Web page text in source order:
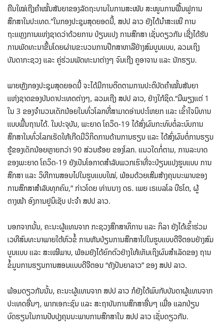
ຄືນໃໝ່ເຖີງຄຳໝັ້ນສັນຍາຂອງລັດຖະບານໃນການສະໜັບ ສະໜູນການຟື້ນຟູການ
ສຶກສາໃນປະເທດ.”ໃນກອງປະຊຸມສຸດຍອດນີ້, ສປປ ລາວ ຍັງໄດ້ນຳສະເໜີ ການ
ຖະແຫຼງການແຫ່ງຊາດວ່າດ້ວຍການ ປ່ຽນແປງ ການສຶກສາ ເຊັ່ນດຽວກັນ ເຊີ່ງໄດ້ຮັບ
ການພັດທະນາຂຶ້ນໂດຍຜ່ານຂະບວນການປຶກສາຫາລືຢ່າງສົມບູນແບບ, ລວມເຖິງ
ບັນດາກະຊວງ ແລະ ຄູ່ຮ່ວມພັດທະນາຕ່າງໆ ຈົນເຖີງ ຄູອາຈານ ແລະ ນັກຮຽນ.
ພາຍຫຼັງກອງປະຊຸມສຸດຍອດນີ້ ຈະໄດ້ມີການຕິດຕາມການປະຕິບັດຄຳໝັ້ນສັນຍາ
ແຫ່ງຊາດຂອງບັນດາປະເທດຕ່າງໆ, ລວມເຖີງ ສປປ ລາວ, ຢ່າງໃກ້ຊິດ.“ມີພຽງເເຕ່ 1
ໃນ 3 ຂອງຈຳນວນເດັກນ້ອຍໃນທົ່ວໂລກທີ່ສາມາດອ່ານປະໂຫຍກ ເເລະ ເຂົ້າໃຈນິທານ
ເເບບພື້ນຖານໄດ້. ໃນປະຈຸບັນ, ພະຍາດ ໂຄວິດ-19 ໄດ້ສົ່ງຜົນກະທົບຕໍ່ລະບົບການ
ສຶກສາໃນທົ່ວໂລກເຮັດໃຫ້ເກີດມີວິກິດການດ້ານການຮຽນ ແລະ ໄດ້ສົ່ງຜົນຕໍ່ການຮຽນ
ຮູ້ຂອງເດັກນ້ອຍຫຼາຍກວ່າ 90 ສ່ວນຮ້ອຍ ຂອງໂລກ. ແນວໃດກໍ່ຕາມ, ການລະບາດ
ຂອງພະຍາດ ໂຄວິດ-19 ຍັງເປັນໂອກາດສຳລັບພວກເຮົາທີ່ຈະປ່ຽນແປງຮູບແບບ ການ
ສຶກສາ ເເລະ ວິທີການສອນໄປໃນຮູບເເບບໃໝ່, ພ້ອມດ້ວຍເສີມສ້າງຄຸນນະພາບຂອງ
ການສຶກສາສໍາລັບທຸກຄົນ,” ກ່າວໂດຍ ທ່ານນາງ ດຣ. ເພຍ ເຣເບລໂລ ບີຣໂຕ, ຜູ້
ຕາງໜ້າ ອົງການຢູນິເຊັບ ປະຈຳ ສປປ ລາວ.
ນອກຈາກນັ້ນ, ຄະນະຜູ້ແທນຈາກ ກະຊວງສຶກສາທິການ ແລະ ກິລາ ຍັງໄດ້ເຂົ້າຮ່ວມ
ເວທີສົນທະນາພາຍໃຕ້ຫົວຂໍ້ ການຫັນປ່ຽນການສຶກສາໄປໃນຮູບເເບບດີຈີຕອນຢ່າງສົມ
ບູນເເບບ ເເລະ ສະເໝີພາບ, ພ້ອມຍັງໄດ້ຍົກຕົວຢ່າງໃຫ້ເຫັນເຖິງຜົນສຳເລັດຂອງ ຖານ
ຂໍ້ມູນການຮຽນການສອນເເບບດີຈີຕອນ “ຄັງປັນຍາລາວ” ຂອງ ສປປ ລາວ.
ພ້ອມດຽວກັນນັ້ນ, ຄະນະຜູ້ແທນຈາກ ສປປ ລາວ ກໍຍັງໄດ້ພົບກັບບັນດາຜູ້ແທນຈາກ
ປະເທດອື່ນໆ, ພາກເອກະຊົນ ແລະ ສະຖາບັນການສຶກສາອື່ນໆ ເພື່ອ ແລກປ່ຽນ
ບົດຮຽນໃນການປັບປຸງຄຸນນະພາບການສຶກສາໃນ ສປປ ລາວ ເຊັ່ນດຽວກັນ.